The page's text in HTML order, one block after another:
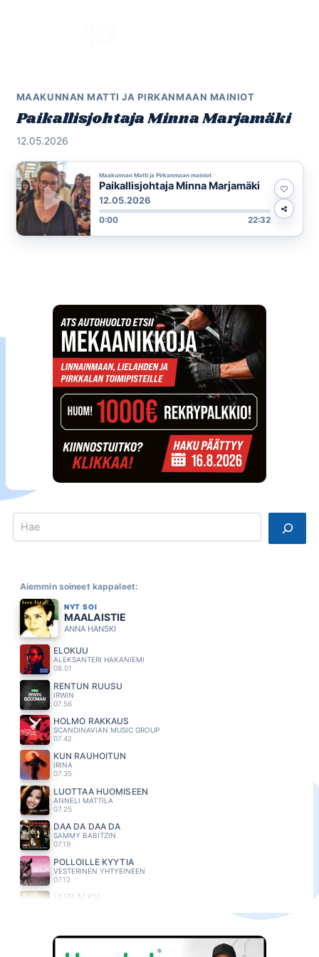
MAAKUNNAN MATTI JA PIRKANMAAN MAINIOT
Paikallisjohtaja Minna Marjamäki
12.05.2026
Maakunnan Matti ja Pirkanmaan mainiot
Paikallisjohtaja Minna Marjamäki
12.05.2026
0:00 22:32
Search
Aiemmin soineet kappaleet:
NYT SOI
MAALAISTIE
ANNA HANSKI
ELOKUU
ALEKSANTERI HAKANIEMI
08.01
RENTUN RUUSU
IRWIN
07.56
HÖLMÖ RAKKAUS
SCANDINAVIAN MUSIC GROUP
07.42
KUN RAUHOITUN
IRINA
07.35
LUOTTAA HUOMISEEN
ANNELI MATTILA
07.25
DAA DA DAA DA
SAMMY BABITZIN
07.19
PÖLLÖILLE KYYTIÄ
VESTERINEN YHTYEINEEN
07.12
UUSI ALKU
SAMULI EDELMANN